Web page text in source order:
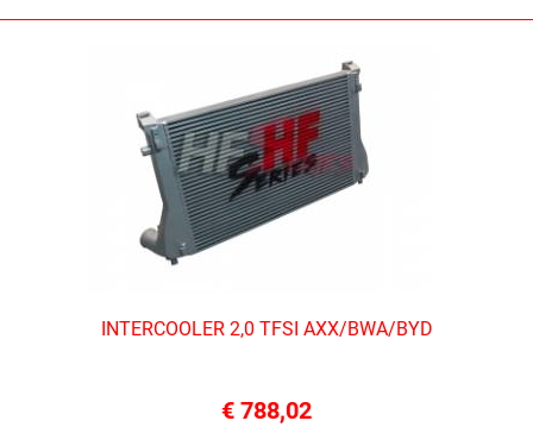
INTERCOOLER 2,0 TFSI AXX/BWA/BYD
€ 788,02